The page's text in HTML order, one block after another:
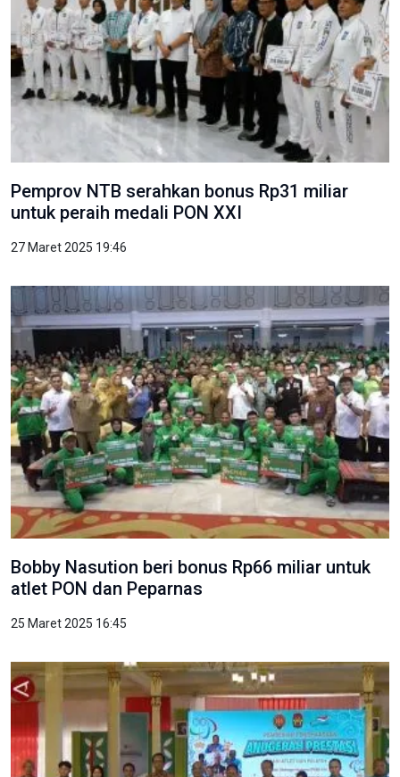
Pemprov NTB serahkan bonus Rp31 miliar
untuk peraih medali PON XXI
27 Maret 2025 19:46
Bobby Nasution beri bonus Rp66 miliar untuk
atlet PON dan Peparnas
25 Maret 2025 16:45